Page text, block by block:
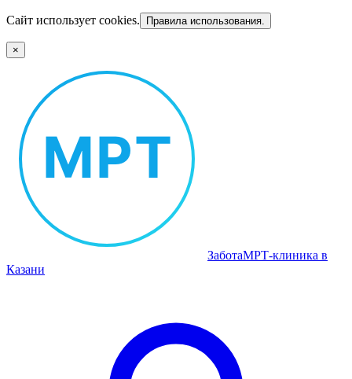
Сайт использует cookies. Правила использования.
×
ЗаботаМРТ‑клиника в
Казани